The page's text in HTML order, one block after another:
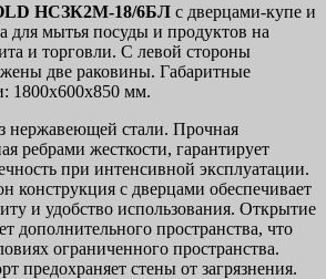
НСЗК2М-18/6БЛ с дверцами-купе и
для мытья посуды и продуктов на
и торговли. С левой стороны
две раковины. Габаритные
1800x600x850 мм.
нержавеющей стали. Прочная
ребрами жесткости, гарантирует
при интенсивной эксплуатации.
конструкция с дверцами обеспечивает
и удобство использования. Открытие
дополнительного пространства, что
ограниченного пространства.
предохраняет стены от загрязнения.